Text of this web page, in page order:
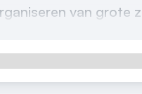
van grote